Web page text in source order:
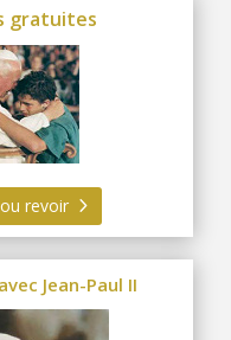
gratuites
revoir
Jean-Paul II